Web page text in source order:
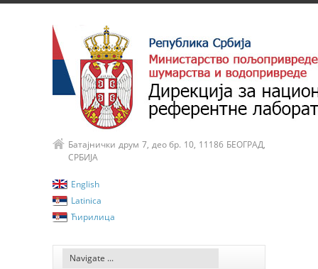
Батајнички друм 7, део бр. 10, 11186 БЕОГРАД,
СРБИЈА
English
Latinica
Ћирилица